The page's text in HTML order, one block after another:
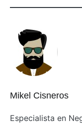
Mikel Cisneros
Especialista en